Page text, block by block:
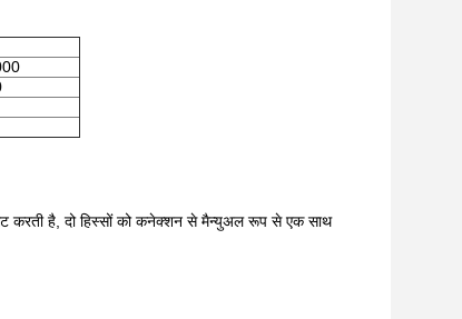
करती है, दो हिस्सों को कनेक्शन से मैन्युअल रूप से एक साथ